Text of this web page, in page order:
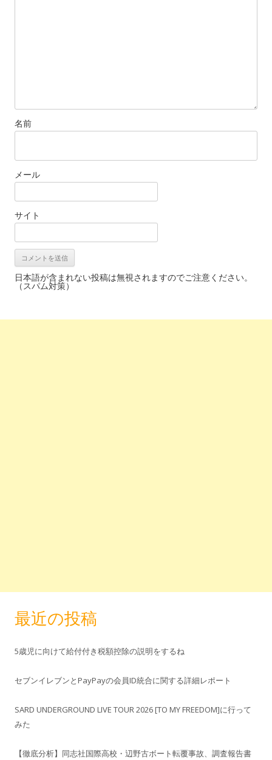
名前
メール
サイト
日本語が含まれない投稿は無視されますのでご注意ください。
（スパム対策）
最近の投稿
5歳児に向けて給付付き税額控除の説明をするね
セブンイレブンとPayPayの会員ID統合に関する詳細レポート
SARD UNDERGROUND LIVE TOUR 2026 [TO MY FREEDOM]に行って
みた
【徹底分析】同志社国際高校・辺野古ボート転覆事故、調査報告書